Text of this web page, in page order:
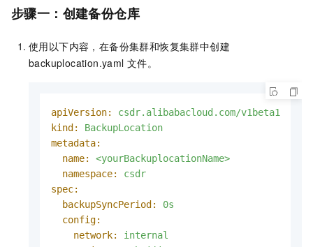
步骤一：创建备份仓库
使用以下内容，在备份集群和恢复集群中创建
backuplocation.yaml 文件。
apiVersion:
csdr.alibabacloud.com/v1beta1
kind:
BackupLocation
metadata:
name:
<yourBackuplocationName>
namespace:
csdr
spec:
backupSyncPeriod:
0s
config:
network:
internal